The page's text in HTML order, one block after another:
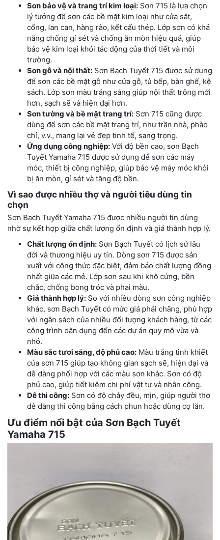
Sơn bảo vệ và trang trí kim loại: Sơn 715 là lựa chọn
lý tưởng để sơn các bề mặt kim loại như cửa sắt,
cổng, lan can, hàng rào, kết cấu thép. Lớp sơn có khả
năng chống gỉ sét và chống ăn mòn hiệu quả, giúp
bảo vệ kim loại khỏi tác động của thời tiết và môi
trường.
Sơn gỗ và nội thất: Sơn Bạch Tuyết 715 được sử dụng
để sơn các bề mặt gỗ như cửa gỗ, tủ bếp, bàn ghế, kệ
sách. Lớp sơn màu trắng sáng giúp nội thất trông mới
hơn, sạch sẽ và hiện đại hơn.
Sơn tường và bề mặt trang trí: Sơn 715 cũng được
dùng để sơn các bề mặt trang trí, như trần nhà, phào
chỉ, v.v., mang lại vẻ đẹp tinh tế, sang trọng.
Ứng dụng công nghiệp: Với độ bền cao, sơn Bạch
Tuyết Yamaha 715 được sử dụng để sơn các máy
móc, thiết bị công nghiệp, giúp bảo vệ máy móc khỏi
bị ăn mòn, gỉ sét và tăng độ bền.
Vì sao được nhiều thợ và người tiêu dùng tin
chọn
Sơn Bạch Tuyết Yamaha 715 được nhiều người tin dùng
nhờ sự kết hợp giữa chất lượng ổn định và giá thành hợp lý.
Chất lượng ổn định: Sơn Bạch Tuyết có lịch sử lâu
đời và thương hiệu uy tín. Dòng sơn 715 được sản
xuất với công thức đặc biệt, đảm bảo chất lượng đồng
nhất giữa các mẻ. Lớp sơn sau khi khô cứng, bền
chắc, chống bong tróc và phai màu.
Giá thành hợp lý: So với nhiều dòng sơn công nghiệp
khác, sơn Bạch Tuyết có mức giá phải chăng, phù hợp
với ngân sách của nhiều đối tượng khách hàng, từ các
công trình dân dụng đến các dự án quy mô vừa và
nhỏ.
Màu sắc tươi sáng, độ phủ cao: Màu trắng tinh khiết
của sơn 715 giúp tạo không gian sạch sẽ, hiện đại và
dễ dàng phối hợp với các màu sơn khác. Sơn có độ
phủ cao, giúp tiết kiệm chi phí vật tư và nhân công.
Dễ thi công: Sơn có độ chảy đều, mịn, giúp người thợ
dễ dàng thi công bằng cách phun hoặc dùng cọ lăn.
Ưu điểm nổi bật của Sơn Bạch Tuyết
Yamaha 715